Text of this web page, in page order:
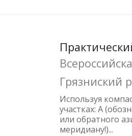
Грязниский
Используя
участках: А
или обратного
меридиану!)...